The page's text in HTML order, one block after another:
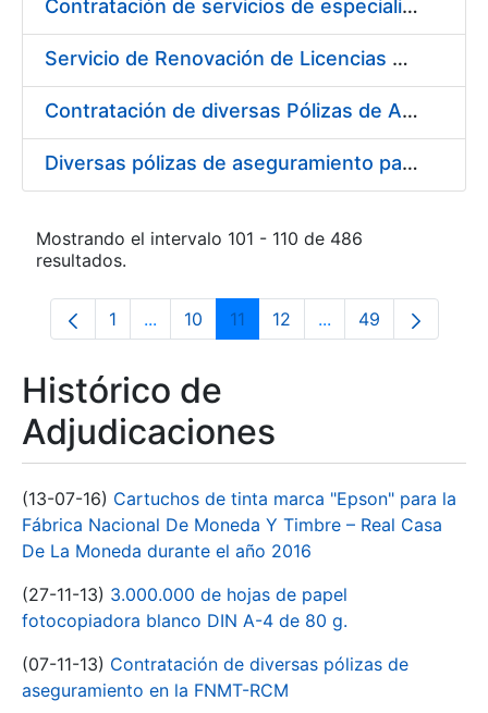
Contratación de servicios de especialistas técnicos en prevención y extinción de incendios para los centros de Madrid y Burgos de la FNMT-RCM
Servicio de Renovación de Licencias Adobe
Contratación de diversas Pólizas de Aseguramiento para la Fábrica Nacional de Moneda y Timbre - Real Casa de la Moneda
Diversas pólizas de aseguramiento para la Fábrica Nacional de Moneda y Timbre - Real Casa de la Moneda
Mostrando el intervalo 101 - 110 de 486
resultados.
Página
1 ...Páginas intermedias Use TAB para
Página
10 Página
11 Página
12 ...PáginasPágina
49
Histórico de
Adjudicaciones
(13-07-16) Cartuchos de tinta marca "Epson" para la
Fábrica Nacional De Moneda Y Timbre – Real Casa
De La Moneda durante el año 2016
(27-11-13) 3.000.000 de hojas de papel
fotocopiadora blanco DIN A-4 de 80 g.
(07-11-13) Contratación de diversas pólizas de
aseguramiento en la FNMT-RCM